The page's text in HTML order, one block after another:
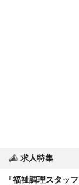
求人特集
「福祉調理スタッ